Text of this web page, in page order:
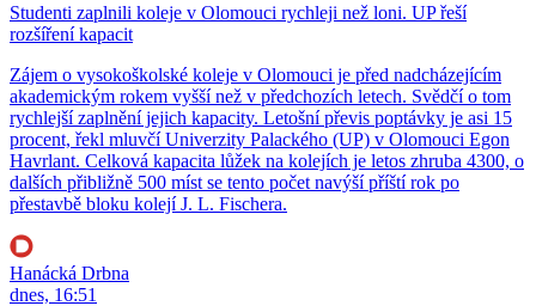
Studenti zaplnili koleje v Olomouci rychleji než loni. UP řeší
rozšíření kapacit
Zájem o vysokoškolské koleje v Olomouci je před nadcházejícím
akademickým rokem vyšší než v předchozích letech. Svědčí o tom
rychlejší zaplnění jejich kapacity. Letošní převis poptávky je asi 15
procent, řekl mluvčí Univerzity Palackého (UP) v Olomouci Egon
Havrlant. Celková kapacita lůžek na kolejích je letos zhruba 4300, o
dalších přibližně 500 míst se tento počet navýší příští rok po
přestavbě bloku kolejí J. L. Fischera.
Hanácká Drbna
dnes, 16:51